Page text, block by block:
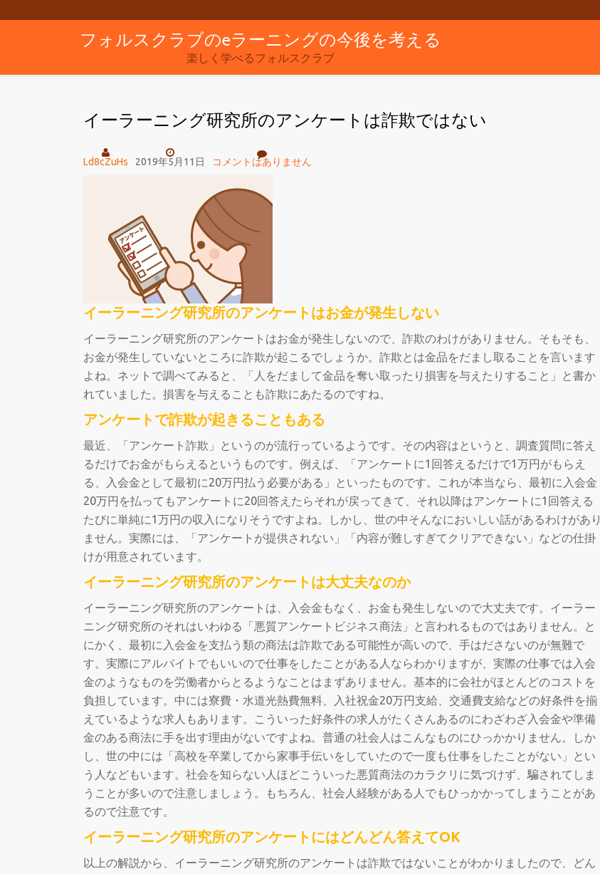
テ
フォルスクラブのeラーニングの今後を考える
楽しく学べるフォルスクラブ
イーラーニング研究所のアンケートは詐欺ではない
Ld8cZuHs 2019年5月11日 コメントはありません
イーラーニング研究所のアンケートはお金が発生しない
イーラーニング研究所のアンケートはお金が発生しないので、詐欺のわけがありません。そもそも、
お金が発生していないところに詐欺が起こるでしょうか。詐欺とは金品をだまし取ることを言います
よね。ネットで調べてみると、「人をだまして金品を奪い取ったり損害を与えたりすること」と書か
れていました。損害を与えることも詐欺にあたるのですね。
アンケートで詐欺が起きることもある
最近、「アンケート詐欺」というのが流行っているようです。その内容はというと、調査質問に答え
るだけでお金がもらえるというものです。例えば、「アンケートに1回答えるだけで1万円がもらえ
る、入会金として最初に20万円払う必要がある」といったものです。これが本当なら、最初に入会金
20万円を払ってもアンケートに20回答えたらそれが戻ってきて、それ以降はアンケートに1回答える
たびに単純に1万円の収入になりそうですよね。しかし、世の中そんなにおいしい話があるわけがあり
ません。実際には、「アンケートが提供されない」「内容が難しすぎてクリアできない」などの仕掛
けが用意されています。
イーラーニング研究所のアンケートは大丈夫なのか
イーラーニング研究所のアンケートは、入会金もなく、お金も発生しないので大丈夫です。イーラー
ニング研究所のそれはいわゆる「悪質アンケートビジネス商法」と言われるものではありません。と
にかく、最初に入会金を支払う類の商法は詐欺である可能性が高いので、手はださないのが無難で
す。実際にアルバイトでもいいので仕事をしたことがある人ならわかりますが、実際の仕事では入会
金のようなものを労働者からとるようなことはまずありません。基本的に会社がほとんどのコストを
負担しています。中には寮費・水道光熱費無料、入社祝金20万円支給、交通費支給などの好条件を揃
えているような求人もあります。こういった好条件の求人がたくさんあるのにわざわざ入会金や準備
金のある商法に手を出す理由がないですよね。普通の社会人はこんなものにひっかかりません。しか
し、世の中には「高校を卒業してから家事手伝いをしていたので一度も仕事をしたことがない」とい
う人などもいます。社会を知らない人ほどこういった悪質商法のカラクリに気づけず、騙されてしま
うことが多いので注意しましょう。もちろん、社会人経験がある人でもひっかかってしまうことがあ
るので注意です。
イーラーニング研究所のアンケートにはどんどん答えてOK
以上の解説から、イーラーニング研究所のアンケートは詐欺ではないことがわかりましたので、どん